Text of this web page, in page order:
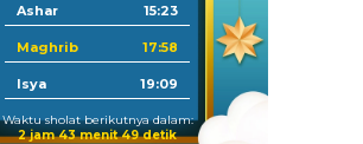
Ashar 15:23
Maghrib 17:58
Isya 19:09
Waktu sholat berikutnya dalam:
2 jam 43 menit 48 detik